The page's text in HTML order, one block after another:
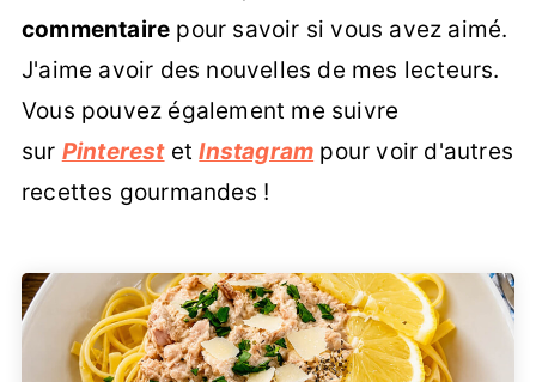
commentaire pour savoir si vous avez aimé.
J'aime avoir des nouvelles de mes lecteurs.
Vous pouvez également me suivre
sur PinterestetInstagram pour voir d'autres
recettes gourmandes !